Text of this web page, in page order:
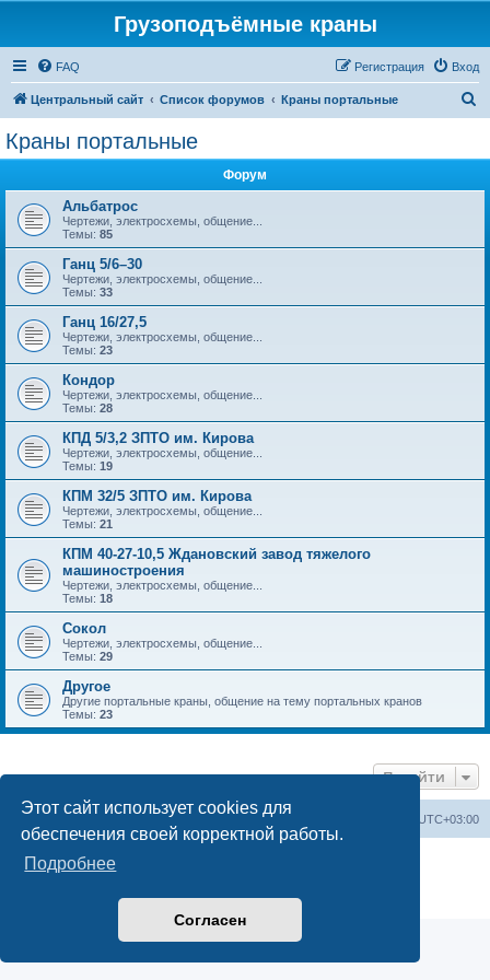
Этот сайт использует cookies для
обеспечения своей корректной работы.
Подробнее
Согласен
Грузоподъёмные краны
FAQ Вход
Регистрация
Центральный сайт Список форумов Краны портальные
Краны портальные
Форум
Альбатрос
Чертежи, электросхемы, общение...
Темы: 85
Ганц 5/6–30
Чертежи, электросхемы, общение...
Темы: 33
Ганц 16/27,5
Чертежи, электросхемы, общение...
Темы: 23
Кондор
Чертежи, электросхемы, общение...
Темы: 28
КПД 5/3,2 ЗПТО им. Кирова
Чертежи, электросхемы, общение...
Темы: 19
КПМ 32/5 ЗПТО им. Кирова
Чертежи, электросхемы, общение...
Темы: 21
КПМ 40-27-10,5 Ждановский завод тяжелого
машиностроения
Чертежи, электросхемы, общение...
Темы: 18
Сокол
Чертежи, электросхемы, общение...
Темы: 29
Другое
Другие портальные краны, общение на тему портальных кранов
Темы: 23
Перейти
Список форумов UTC+03:00
Создано на основе
Конфиденциальность|Правила